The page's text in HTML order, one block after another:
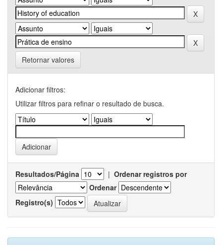
Retornar valores
Adicionar filtros:
Utilizar filtros para refinar o resultado de busca.
Resultados/Página | Ordenar registros por
Ordenar
Registro(s)